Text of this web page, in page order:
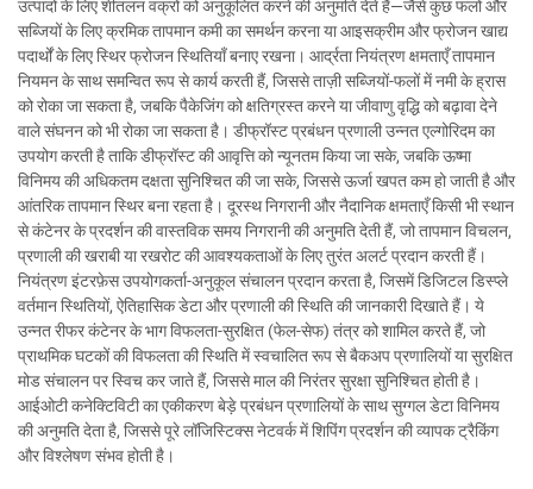
उत्पादों के लिए शीतलन वक्रों को अनुकूलित करने की अनुमति देते हैं—जैसे कुछ फलों और
सब्जियों के लिए क्रमिक तापमान कमी का समर्थन करना या आइसक्रीम और फ्रोजन खाद्य
पदार्थों के लिए स्थिर फ्रोजन स्थितियाँ बनाए रखना। आर्द्रता नियंत्रण क्षमताएँ तापमान
नियमन के साथ समन्वित रूप से कार्य करती हैं, जिससे ताज़ी सब्जियों-फलों में नमी के ह्रास
को रोका जा सकता है, जबकि पैकेजिंग को क्षतिग्रस्त करने या जीवाणु वृद्धि को बढ़ावा देने
वाले संघनन को भी रोका जा सकता है। डीफ्रॉस्ट प्रबंधन प्रणाली उन्नत एल्गोरिदम का
उपयोग करती है ताकि डीफ्रॉस्ट की आवृत्ति को न्यूनतम किया जा सके, जबकि ऊष्मा
विनिमय की अधिकतम दक्षता सुनिश्चित की जा सके, जिससे ऊर्जा खपत कम हो जाती है और
आंतरिक तापमान स्थिर बना रहता है। दूरस्थ निगरानी और नैदानिक क्षमताएँ किसी भी स्थान
से कंटेनर के प्रदर्शन की वास्तविक समय निगरानी की अनुमति देती हैं, जो तापमान विचलन,
प्रणाली की खराबी या रखरोट की आवश्यकताओं के लिए तुरंत अलर्ट प्रदान करती हैं।
नियंत्रण इंटरफ़ेस उपयोगकर्ता-अनुकूल संचालन प्रदान करता है, जिसमें डिजिटल डिस्प्ले
वर्तमान स्थितियों, ऐतिहासिक डेटा और प्रणाली की स्थिति की जानकारी दिखाते हैं। ये
उन्नत रीफर कंटेनर के भाग विफलता-सुरक्षित (फेल-सेफ) तंत्र को शामिल करते हैं, जो
प्राथमिक घटकों की विफलता की स्थिति में स्वचालित रूप से बैकअप प्रणालियों या सुरक्षित
मोड संचालन पर स्विच कर जाते हैं, जिससे माल की निरंतर सुरक्षा सुनिश्चित होती है।
आईओटी कनेक्टिविटी का एकीकरण बेड़े प्रबंधन प्रणालियों के साथ सुग्गल डेटा विनिमय
की अनुमति देता है, जिससे पूरे लॉजिस्टिक्स नेटवर्क में शिपिंग प्रदर्शन की व्यापक ट्रैकिंग
और विश्लेषण संभव होती है।